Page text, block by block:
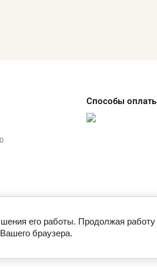
Способы
его работы. Продолжая
браузера.